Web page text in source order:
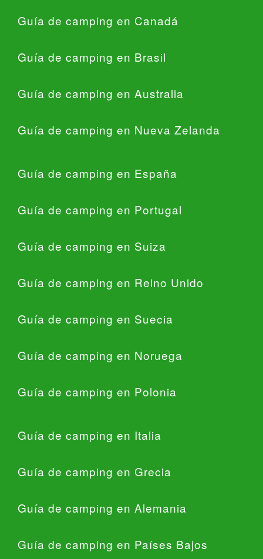
Guía de camping en Canadá
Guía de camping en Brasil
Guía de camping en Australia
Guía de camping en Nueva Zelanda
Guía de camping en España
Guía de camping en Portugal
Guía de camping en Suiza
Guía de camping en Reino Unido
Guía de camping en Suecia
Guía de camping en Noruega
Guía de camping en Polonia
Guía de camping en Italia
Guía de camping en Grecia
Guía de camping en Alemania
Guía de camping en Países Bajos